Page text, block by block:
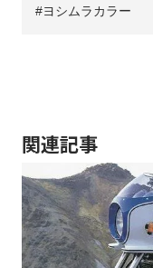
ヨシムラカラー
関連記事